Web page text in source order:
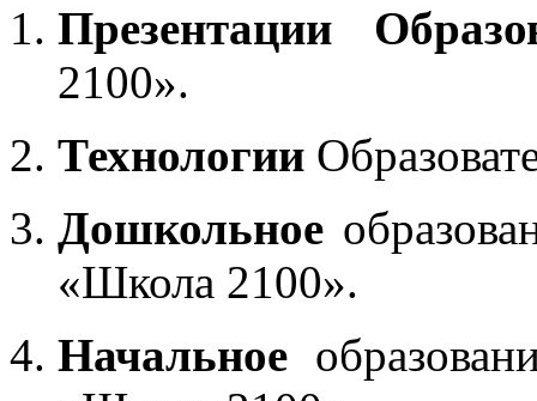
Презентации
2100».
Технологии
Дошкольное
«Школа 2100».
Начальное